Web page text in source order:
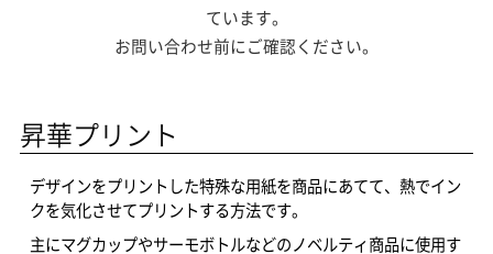
ています。
お問い合わせ前にご確認ください。
昇華プリント
デザインをプリントした特殊な用紙を商品にあてて、熱でイン
クを気化させてプリントする方法です。
主にマグカップやサーモボトルなどのノベルティ商品に使用す